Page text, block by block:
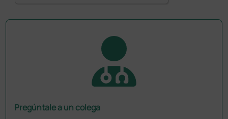
Pregúntale a un colega